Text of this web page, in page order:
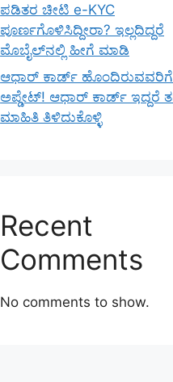
ಪಡಿತರ ಚೀಟಿ e-KYC
ಪೂರ್ಣಗೊಳಿಸಿದ್ದೀರಾ? ಇಲ್ಲದಿದ್ದರೆ
ಮೊಬೈಲ್‌ನಲ್ಲಿ ಹೀಗೆ ಮಾಡಿ
ಆಧಾರ್ ಕಾರ್ಡ್
ಅಪ್ಡೇಟ್! ಆಧಾರ್ ಕಾರ್ಡ್ ಇದ್ದರೆ
ಮಾಹಿತಿ ತಿಳಿದುಕೊಳ್ಳಿ
Recent
Comments
No comments to show.